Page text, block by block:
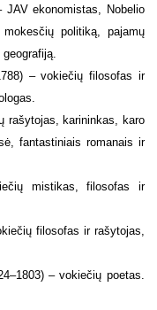
JAV ekonomistas, Nobelio
politiką, pajamų
– vokiečių filosofas ir
rašytojas, karininkas, karo
fantastiniais romanais ir
mistikas, filosofas ir
filosofas ir rašytojas,
– vokiečių poetas.